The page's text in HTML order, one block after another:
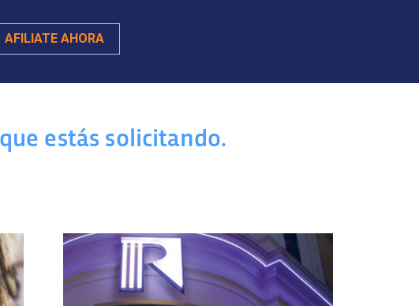
AFILIATE AHORA
estás solicitando.